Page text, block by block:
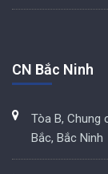
CN Bắc Ninh
Tòa B, Chung
Bắc, Bắc Ninh